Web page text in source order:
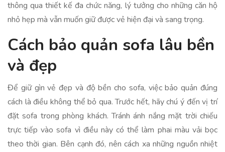
thông qua thiết kế đa chức năng, lý tưởng cho những căn hộ
nhỏ hẹp mà vẫn muốn giữ được vẻ hiện đại và sang trọng.
Cách bảo quản sofa lâu bền
và đẹp
Để giữ gìn vẻ đẹp và độ bền cho sofa, việc bảo quản đúng
cách là điều không thể bỏ qua. Trước hết, hãy chú ý đến vị trí
đặt sofa trong phòng khách. Tránh ánh nắng mặt trời chiếu
trực tiếp vào sofa vì điều này có thể làm phai màu vải bọc
theo thời gian. Bên cạnh đó, nên cách xa những nguồn nhiệt